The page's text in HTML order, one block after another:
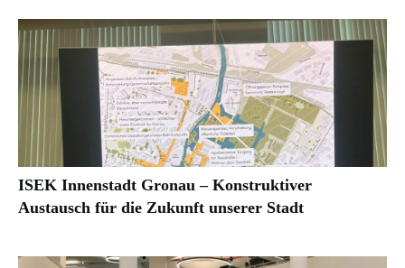
ISEK Innenstadt Gronau – Konstruktiver
Austausch für die Zukunft unserer Stadt